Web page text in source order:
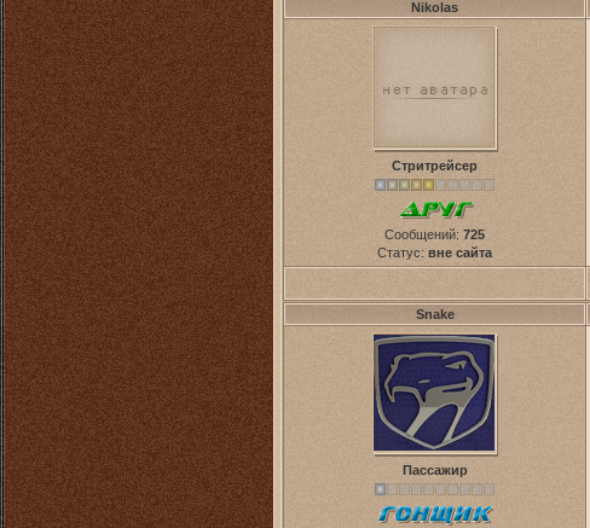
Nikolas
Стритрейсер
Сообщений: 725
Статус: вне сайта
Snake
Пассажир